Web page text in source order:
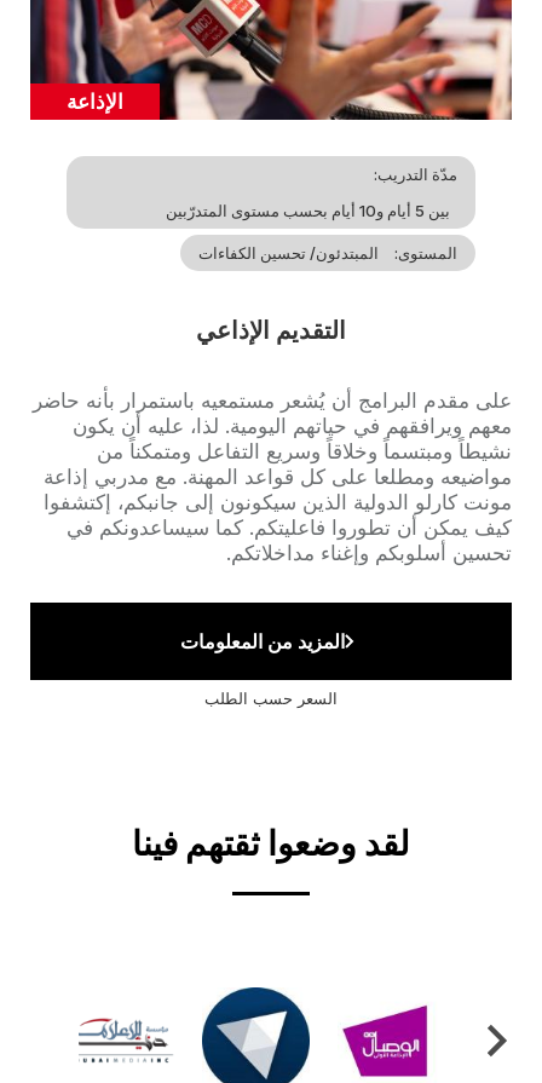
Catégorie
الإذاعة
مدّة التدريب
بين 5 أيام و10 أيام بحسب مستوى المتدرّبين
المستوى المبتدئون/ تحسين الكفاءات
التقديم الإذاعي
Accroche
على مقدم البرامج أن يُشعر مستمعيه باستمرار بأنه حاضر
معهم ويرافقهم في حياتهم اليومية. لذا، عليه أن يكون
نشيطاً ومبتسماً وخلاقاً وسريع التفاعل ومتمكناً من
مواضيعه ومطلعا على كل قواعد المهنة. مع مدربي إذاعة
مونت كارلو الدولية الذين سيكونون إلى جانبكم، إكتشفوا
كيف يمكن أن تطوروا فاعليتكم. كما سيساعدونكم في
تحسين أسلوبكم وإغناء مداخلاتكم.
المزيد من المعلومات
السعر حسب الطلب
لقد وضعوا ثقتهم فينا